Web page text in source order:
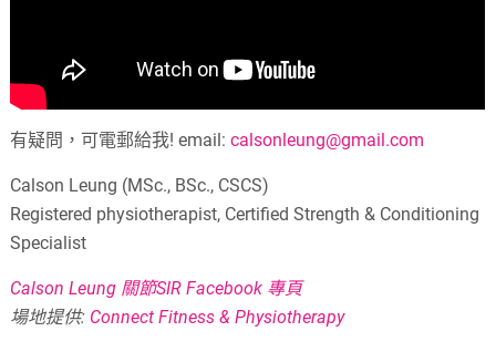
有疑問，可電郵給我! email:calsonleung@gmail.com
Calson Leung (MSc., BSc., CSCS)
Registered physiotherapist, Certified Strength & Conditioning
Specialist
Calson Leung 關節SIR Facebook 專頁
場地提供: Connect Fitness & Physiotherapy